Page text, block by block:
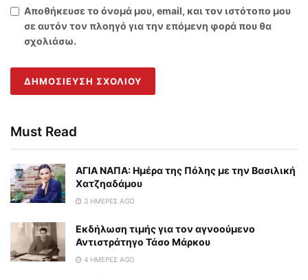
Αποθήκευσε το όνομά μου, email, και τον ιστότοπο μου
σε αυτόν τον πλοηγό για την επόμενη φορά που θα
σχολιάσω.
Must Read
ΑΓΙΑ ΝΑΠΑ: Ημέρα της Πόλης με την Βασιλική
Χατζηαδάμου
3 ΗΜΈΡΕΣ AGO
Εκδήλωση τιμής για τον αγνοούμενο
Αντιστράτηγο Τάσο Μάρκου
4 ΗΜΈΡΕΣ AGO